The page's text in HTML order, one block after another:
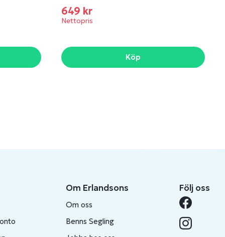
649 kr
Nettopris
Köp
Om Erlandsons
Om oss
Benns Segling
Följ oss